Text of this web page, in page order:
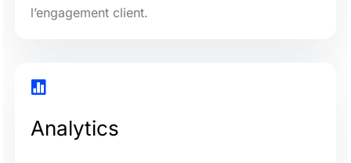
l’engagement client.

Analytics